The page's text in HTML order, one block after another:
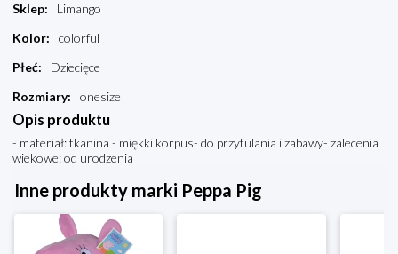
Sklep:
Limango
Kolor:
colorful
Płeć:
Dziecięce
Rozmiary: onesize
Opis produktu
- materiał: tkanina - miękki korpus- do przytulania i zabawy- zalecenia
wiekowe: od urodzenia
Inne produkty marki Peppa Pig